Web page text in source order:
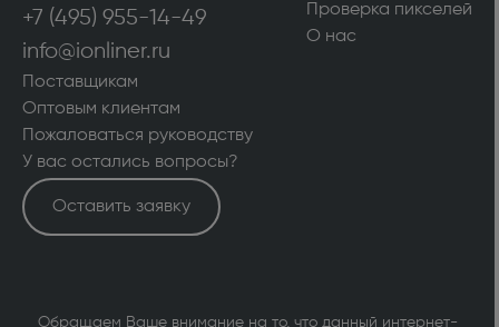
+7 (495) 955-14-49
info@ionliner.ru
Проверка пикселей
О нас
Поставщикам
Оптовым клиентам
Пожаловаться руководству
У вас остались вопросы?
Оставить заявку
Обращаем Ваше внимание на то, что данный интернет-